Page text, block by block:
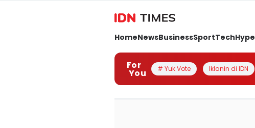
HomeNewsBusinessSportTechHype
For
You # Yuk Vote Iklanin di IDN